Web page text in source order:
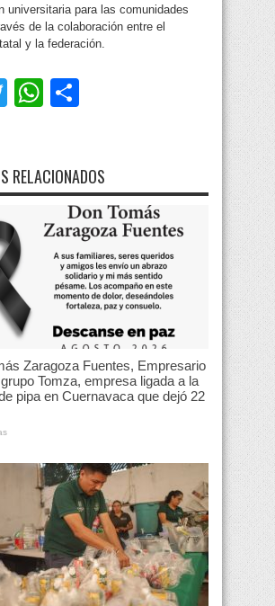
universitaria para las comunidades
de la colaboración entre el
y la federación.
TwitterWhatsApp
RELACIONADOS
Zaragoza Fuentes, Empresario
Tomza, empresa ligada a la
pipa en Cuernavaca que dejó 22